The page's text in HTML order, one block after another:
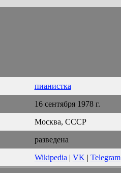
пианистка
16 сентября 1978 г.
Москва, СССР
разведена
Wikipedia| VK| Telegram